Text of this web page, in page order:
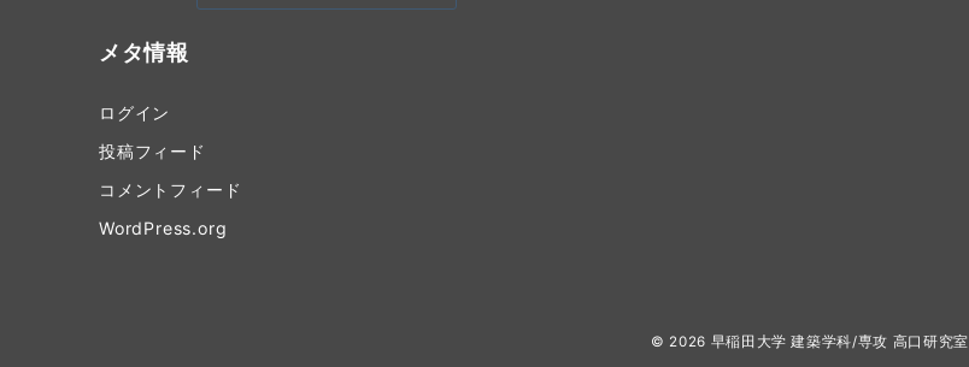
メタ情報
ログイン
投稿フィード
コメントフィード
WordPress.org
© 2026 早稲田大学 建築学科/専攻 高口研究室